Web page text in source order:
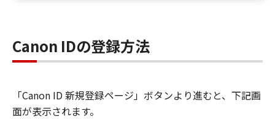
Canon IDの登録方法
「Canon ID 新規登録ページ」ボタンより進むと、下記画
面が表示されます。